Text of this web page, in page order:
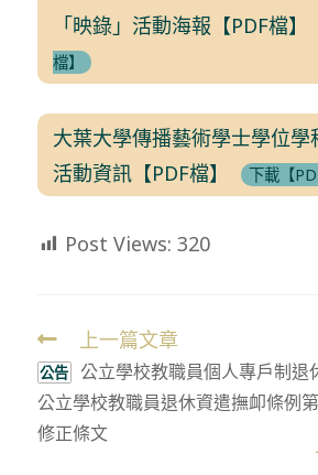
「映錄」活動海報【PDF檔】
檔】
大葉大學傳播藝術學士學位學
活動資訊【PDF檔】
下載【
Post Views: 320
Read
more
articles
上一篇文章
公告
公立學校教職員個人專戶制退
公立學校教職員退休資遣撫卹條例
修正條文